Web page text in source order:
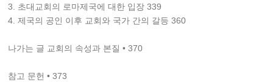
3. 초대교회의 로마제국에 대한 입장 339
4. 제국의 공인 이후 교회와 국가 간의 갈등 360
나가는 글 교회의 속성과 본질 • 370
참고 문헌 • 373